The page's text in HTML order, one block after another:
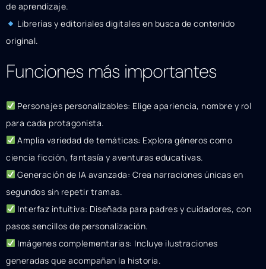
de aprendizaje.
Librerías y editoriales digitales en busca de contenido
original.
Funciones más importantes
Personajes personalizables: Elige apariencia, nombre y rol
para cada protagonista.
Amplia variedad de temáticas: Explora géneros como
ciencia ficción, fantasía y aventuras educativas.
Generación de IA avanzada: Crea narraciones únicas en
segundos sin repetir tramas.
Interfaz intuitiva: Diseñada para padres y cuidadores, con
pasos sencillos de personalización.
Imágenes complementarias: Incluye ilustraciones
generadas que acompañan la historia.